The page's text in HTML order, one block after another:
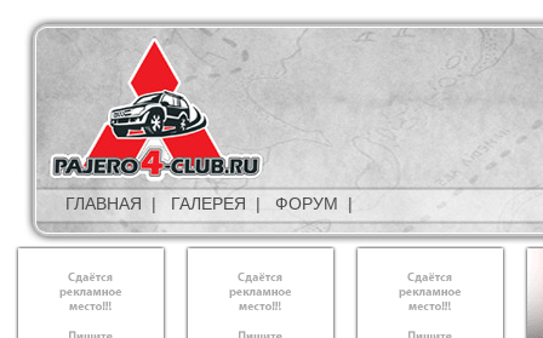
ГЛАВНАЯ | ГАЛЕРЕЯ | ФОРУМ |